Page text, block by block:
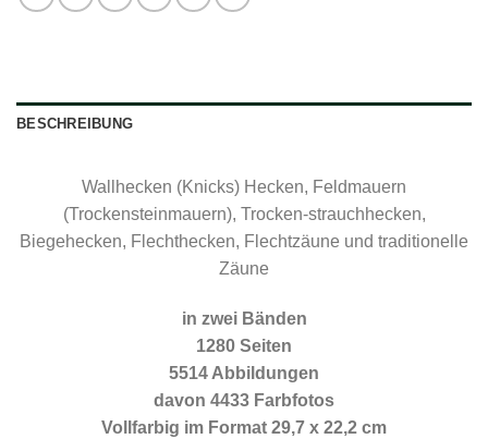
BESCHREIBUNG
Wallhecken (Knicks) Hecken, Feldmauern
(Trockensteinmauern), Trocken-strauchhecken,
Biegehecken, Flechthecken, Flechtzäune und traditionelle
Zäune
in zwei Bänden
1280 Seiten
5514 Abbildungen
davon 4433 Farbfotos
Vollfarbig im Format 29,7 x 22,2 cm